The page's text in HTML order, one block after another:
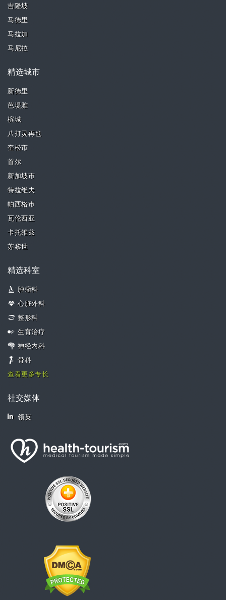
吉隆坡
马德里
马拉加
马尼拉
精选城市
新德里
芭堤雅
槟城
八打灵再也
奎松市
首尔
新加坡市
特拉维夫
帕西格市
瓦伦西亚
卡托维兹
苏黎世
精选科室
肿瘤科
心脏外科
整形科
生育治疗
神经内科
骨科
查看更多专长
社交媒体
领英